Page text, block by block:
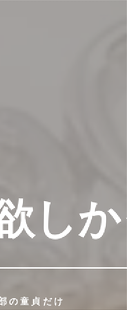
し
の童貞だけ